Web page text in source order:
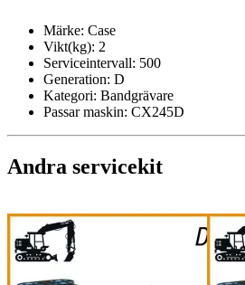
Märke: Case
Vikt(kg): 2
Serviceintervall: 500
Generation: D
Kategori: Bandgrävare
Passar maskin: CX245D
Andra servicekit